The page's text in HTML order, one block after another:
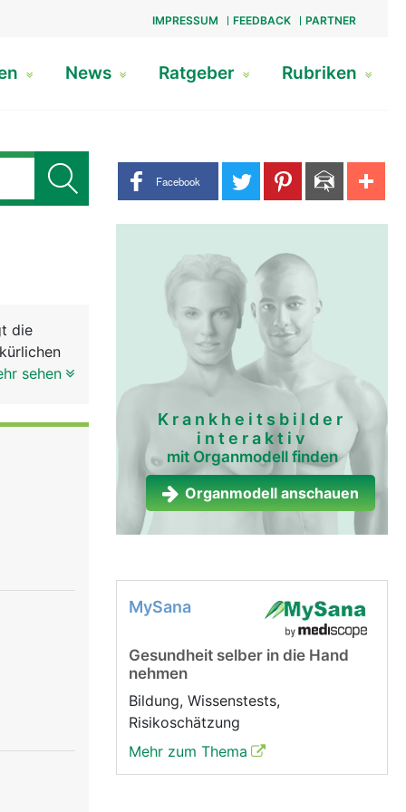
IMPRESSUM FEEDBACK PARTNER
News Ratgeber Rubriken
Share buttons
Facebook
die
sehen
Krankheitsbilder
interaktiv
mit Organmodell finden
Organmodell anschauen
MySana
Gesundheit selber in die Hand
nehmen
Bildung, Wissenstests,
Risikoschätzung
Mehr zum Thema